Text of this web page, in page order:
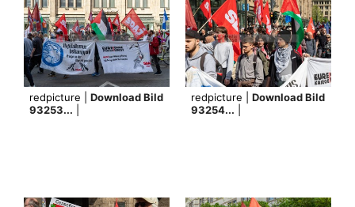
redpicture | Download Bild
93253...
redpicture | Download Bild
93254...